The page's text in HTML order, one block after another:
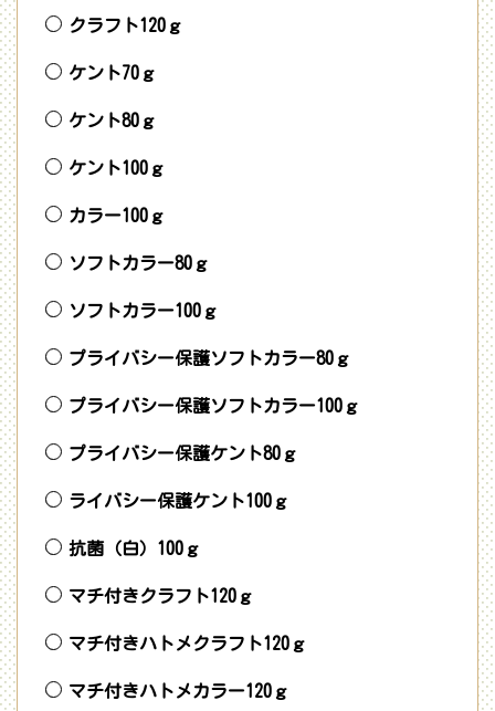
クラフト120ｇ
ケント70ｇ
ケント80ｇ
ケント100ｇ
カラー100ｇ
ソフトカラー80ｇ
ソフトカラー100ｇ
プライバシー保護ソフトカラー80ｇ
プライバシー保護ソフトカラー100ｇ
プライバシー保護ケント80ｇ
ライバシー保護ケント100ｇ
抗菌（白）100ｇ
マチ付きクラフト120ｇ
マチ付きハトメクラフト120ｇ
マチ付きハトメカラー120ｇ